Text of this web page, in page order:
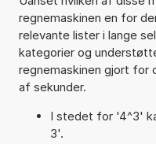
regnemaskinen en for
relevante lister i lange
kategorier og
regnemaskinen gjort for
af sekunder.
I stedet for '4^3'
3'.